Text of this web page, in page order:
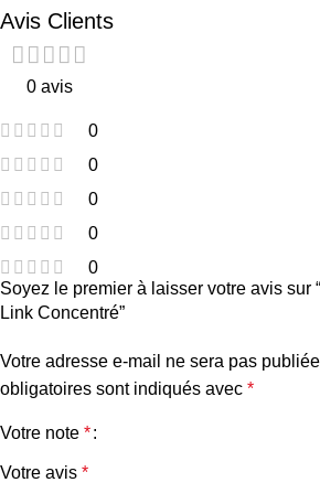
Avis Clients
0 avis
0
0
0
0
0
Soyez le premier à laisser votre avis sur
Link Concentré”
Votre adresse e-mail ne sera pas
obligatoires sont indiqués avec *
Votre note *
Votre avis *